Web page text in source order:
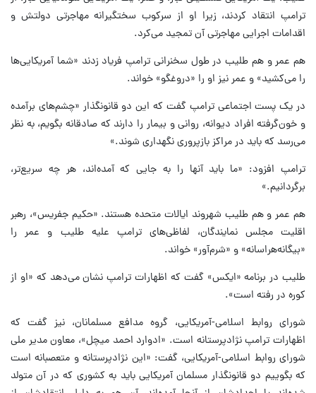
ترامپ انتقاد کردند، زیرا او از سرکوب سختگیرانه مهاجرتی دولتش و
اقدامات اجرایی مهاجرتی آن تمجید می‌کرد.
هم عمر و هم طلیب در طول سخنرانی ترامپ فریاد زدند «شما آمریکایی‌ها
را می‌کشید» و عمر نیز او را «دروغگو» خواند.
در یک پست اجتماعی ترامپ گفت که این دو قانونگذار «چشم‌های برآمده
و خون‌گرفته افراد دیوانه، روانی و بیمار را دارند که صادقانه بگویم، به نظر
می‌رسد که باید در مراکز بازپروری نگهداری شوند.»
ترامپ افزود: «ما باید آنها را به جایی که آمده‌اند، هر چه سریع‌تر،
برگردانیم.»
هم عمر و هم طلیب شهروند ایالات متحده هستند. «حکیم جفریس»، رهبر
اقلیت مجلس نمایندگان، لفاظی‌های ترامپ علیه طلیب و عمر را
«بیگانه‌هراسانه» و «شرم‌آور» خواند.
طلیب در برنامه «ایکس» گفت که اظهارات ترامپ نشان می‌دهد که «او از
کوره در رفته است».
شورای روابط اسلامی-آمریکایی، گروه مدافع مسلمانان، نیز گفت که
اظهارات ترامپ نژادپرستانه است. «ادوارد احمد میچل»، معاون مدیر ملی
شورای روابط اسلامی-آمریکایی، گفت: «این نژادپرستانه و متعصبانه است
که بگوییم دو قانونگذار مسلمان آمریکایی باید به کشوری که در آن متولد